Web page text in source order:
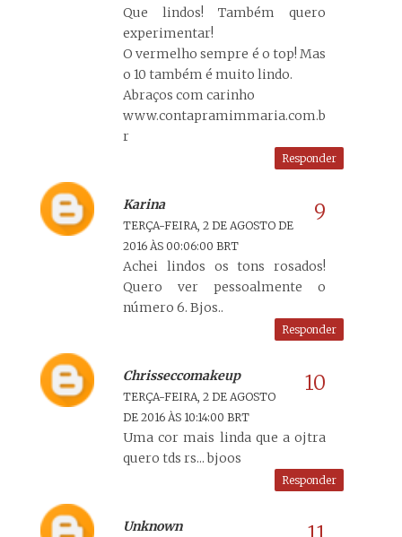
Que lindos! Também quero
experimentar!
O vermelho sempre é o top! Mas
o 10 também é muito lindo.
Abraços com carinho
www.contapramimmaria.com.b
r
Responder
Karina
TERÇA-FEIRA, 2 DE AGOSTO DE
2016 ÀS 00:06:00 BRT
Achei lindos os tons rosados!
Quero ver pessoalmente o
número 6. Bjos..
Responder
Chrisseccomakeup
TERÇA-FEIRA, 2 DE AGOSTO
DE 2016 ÀS 10:14:00 BRT
Uma cor mais linda que a ojtra
quero tds rs... bjoos
Responder
Unknown